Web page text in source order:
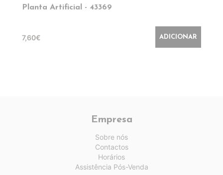
Planta Artificial - 43369
7,60€ ADICIONAR
Empresa
Sobre nós
Contactos
Horários
Assistência Pós-Venda